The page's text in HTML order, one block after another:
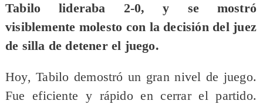
Tabilo lideraba 2-0, y se mostró
visiblemente molesto con la decisión del juez
de silla de detener el juego.
Hoy, Tabilo demostró un gran nivel de juego.
Fue eficiente y rápido en cerrar el partido.